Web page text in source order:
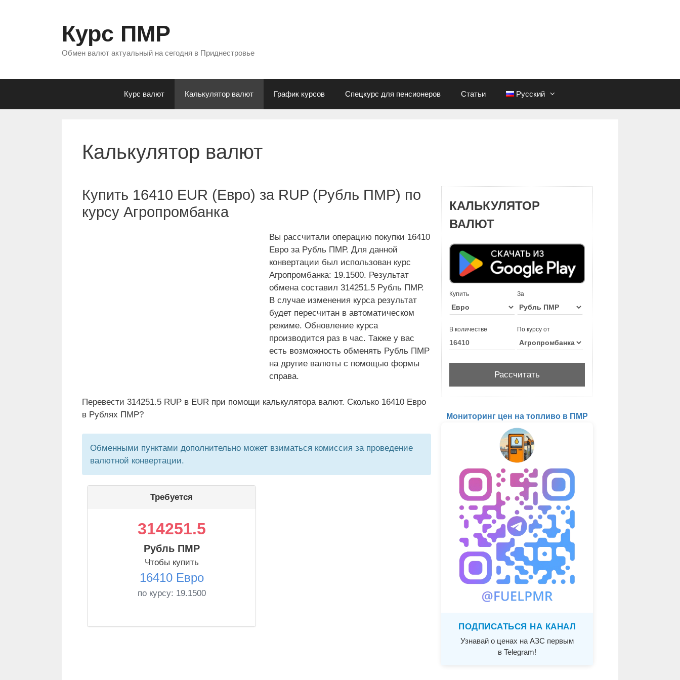
Курс ПМР
Обмен валют актуальный на сегодня в Приднестровье
Курс валют Калькулятор валют График курсов Спецкурс для пенсионеров Статьи Русский
Калькулятор валют
Купить 16410 EUR (Евро) за RUP (Рубль ПМР) по
курсу Агропромбанка
Вы рассчитали операцию покупки 16410
Евро за Рубль ПМР. Для данной
конвертации был использован курс
Агропромбанка: 19.1500. Результат
обмена составил 314251.5 Рубль ПМР.
В случае изменения курса результат
будет пересчитан в автоматическом
режиме. Обновление курса
производится раз в час. Также у вас
есть возможность обменять Рубль ПМР
на другие валюты с помощью формы
справа.
Перевести 314251.5 RUP в EUR при помощи калькулятора валют. Сколько 16410 Евро
в Рублях ПМР?
Обменными пунктами дополнительно может взиматься комиссия за проведение
валютной конвертации.
Требуется
314251.5
Рубль ПМР
Чтобы купить
16410 Евро
по курсу: 19.1500
КАЛЬКУЛЯТОР
ВАЛЮТ
Купить За
В количестве По курсу от
Мониторинг цен на топливо в ПМР
ПОДПИСАТЬСЯ НА КАНАЛ
Узнавай о ценах на АЗС первым
в Telegram!